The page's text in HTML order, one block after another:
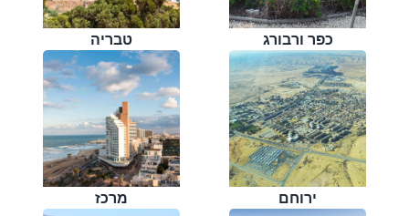
טבריה כפר ורבורג
מרכז ירוחם